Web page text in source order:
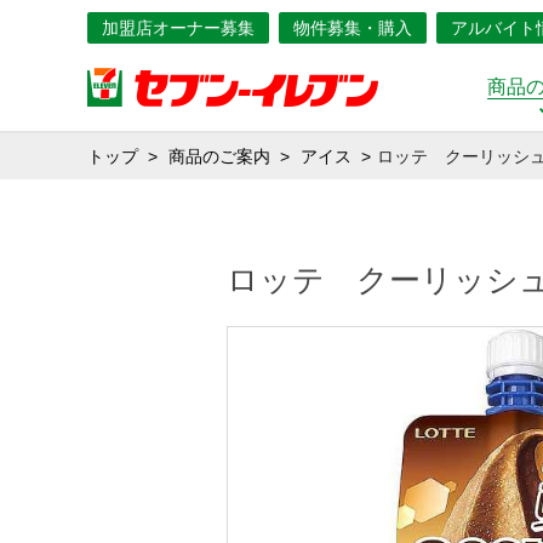
加盟店オーナー募集 物件募集・購入 アルバイト
商品
トップ 商品のご案内 アイス ロッテ クーリッシ
ロッテ クーリッシ